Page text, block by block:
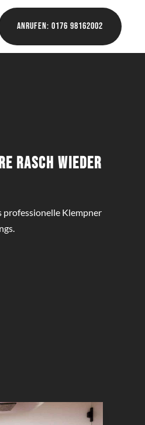
Anrufen: 0176 98162002
rasch wieder
professionelle Klempner